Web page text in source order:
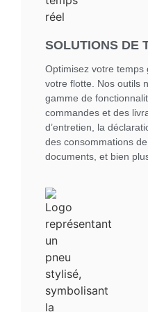
SOLUTIONS DE
Optimisez votre temps
votre flotte. Nos outils
gamme de
commandes et des
d’entretien, la
des consommations
documents, et bien